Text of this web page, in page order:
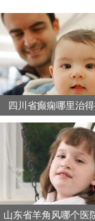
四川省癫痫哪里治
山东省羊角风哪个医